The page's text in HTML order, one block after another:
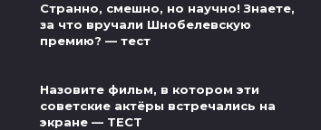
Странно, смешно, но научно! Знаете,
за что вручали Шнобелевскую
премию? — тест
Назовите фильм, в котором эти
советские актёры встречались на
экране — ТЕСТ